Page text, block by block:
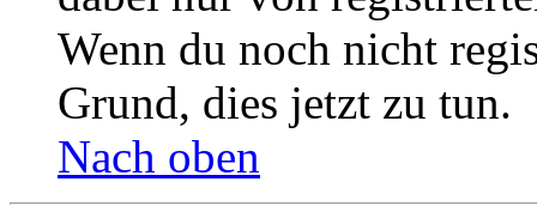
Wenn du noch nicht
Grund, dies jetzt zu tun.
Nach oben